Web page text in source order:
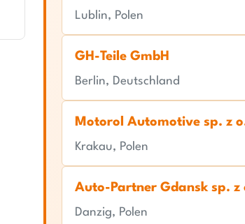
Lublin, Polen
GH-Teile GmbH
Berlin, Deutschland
Motorol Automotive sp. z
Krakau, Polen
Auto-Partner Gdansk sp. z
Danzig, Polen